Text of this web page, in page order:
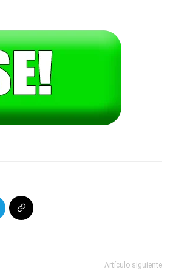
Artículo siguiente